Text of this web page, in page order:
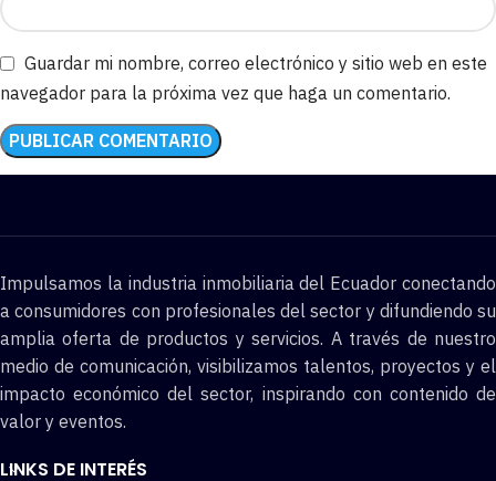
Guardar mi nombre, correo electrónico y sitio web en este
navegador para la próxima vez que haga un comentario.
Impulsamos la industria inmobiliaria del Ecuador conectando
a consumidores con profesionales del sector y difundiendo su
amplia oferta de productos y servicios. A través de nuestro
medio de comunicación, visibilizamos talentos, proyectos y el
impacto económico del sector, inspirando con contenido de
valor y eventos.
LINKS DE INTERÉS